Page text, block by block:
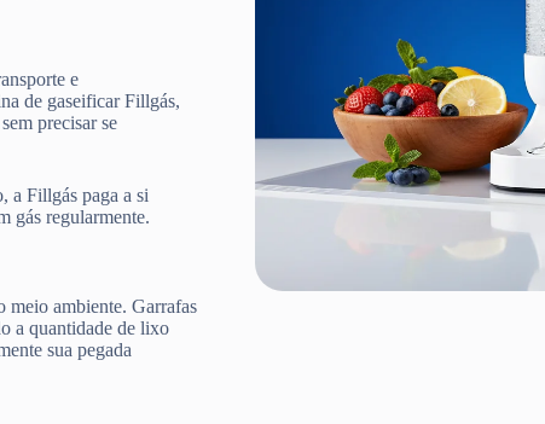
e
de gaseificar Fillgás,
precisar se
a Fillgás paga a si
gás regularmente.
meio ambiente. Garrafas
a quantidade de lixo
sua pegada